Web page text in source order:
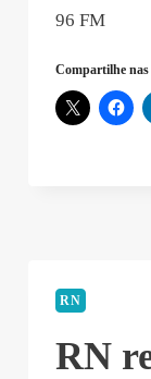
96 FM
Compartilhe nas
RN
RN